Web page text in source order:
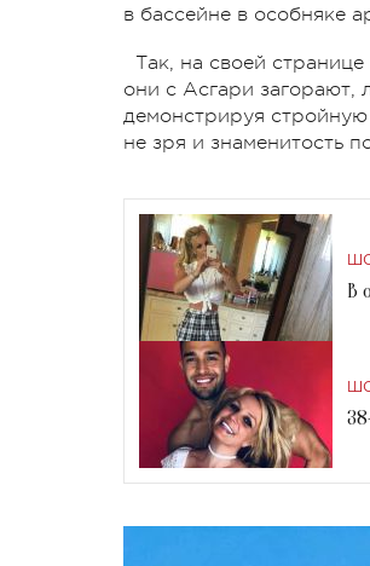
в бассейне в особняке
Так, на своей
они с Асгари загорают,
демонстрируя
не зря и знаменитость
В